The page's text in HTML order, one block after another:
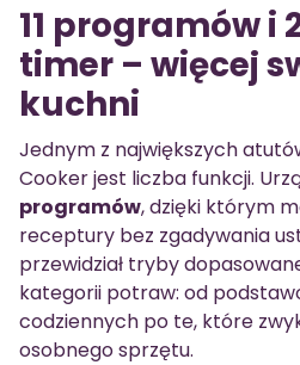
11 programów i
timer – więcej
kuchni
Jednym z największych
Cooker jest liczba funkcji.
programów, dzięki którym
receptury bez zgadywania
przewidział tryby
kategorii potraw: od
codziennych po te, które
osobnego sprzętu.